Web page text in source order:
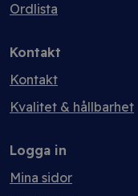
Ordlista
Kontakt
Kontakt
Kvalitet & hållbarhet
Logga in
Mina sidor